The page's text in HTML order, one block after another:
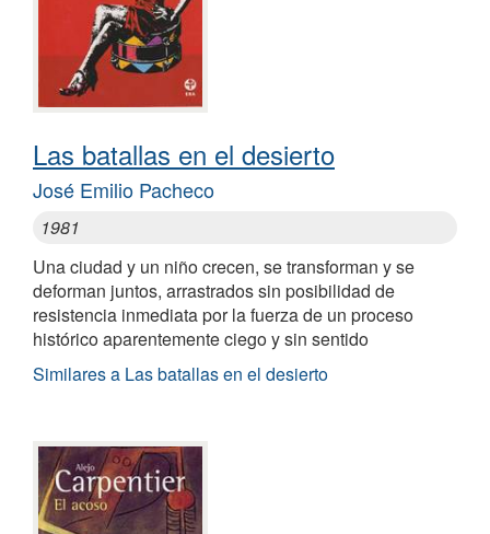
Las batallas en el desierto
José Emilio Pacheco
1981
Una ciudad y un niño crecen, se transforman y se
deforman juntos, arrastrados sin posibilidad de
resistencia inmediata por la fuerza de un proceso
histórico aparentemente ciego y sin sentido
Similares a Las batallas en el desierto